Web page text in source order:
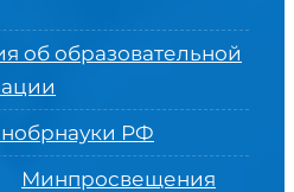
об образовательной
РФ
Минпросвещения